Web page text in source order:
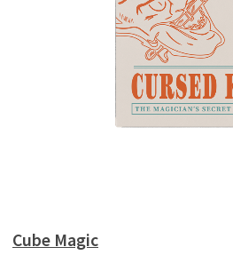
Cube Magic